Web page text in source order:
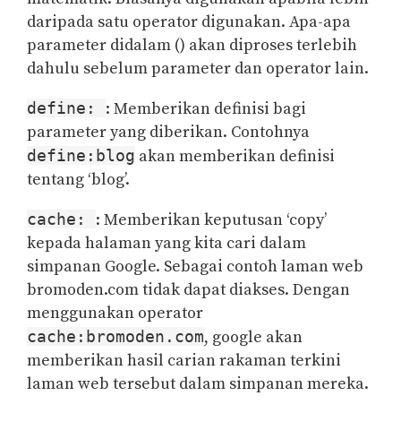
daripada satu operator digunakan. Apa-apa
parameter didalam () akan diproses terlebih
dahulu sebelum parameter dan operator lain.
define: : Memberikan definisi bagi
parameter yang diberikan. Contohnya
define:blog akan memberikan definisi
tentang ‘blog’.
cache: : Memberikan keputusan ‘copy’
kepada halaman yang kita cari dalam
simpanan Google. Sebagai contoh laman web
bromoden.com tidak dapat diakses. Dengan
menggunakan operator
cache:bromoden.com, google akan
memberikan hasil carian rakaman terkini
laman web tersebut dalam simpanan mereka.